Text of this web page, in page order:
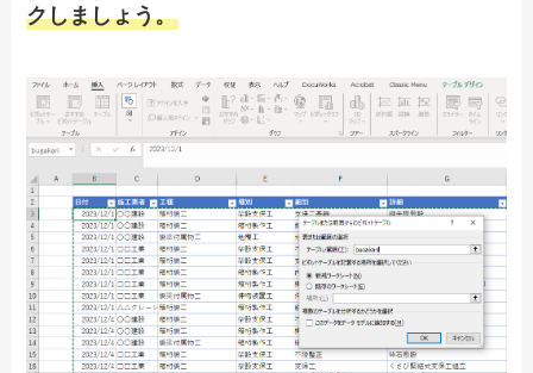
クしましょう。